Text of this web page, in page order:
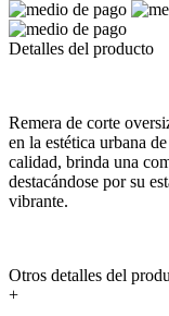
Detalles del producto
Remera de corte
en la estética urbana
calidad, brinda una
destacándose por su
vibrante.
Otros detalles del
+